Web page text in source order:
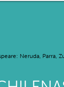
Neruda, Parra,